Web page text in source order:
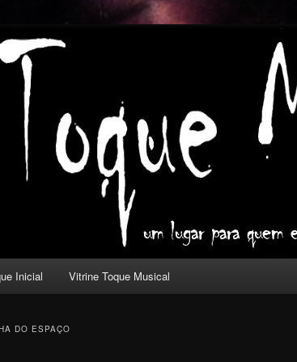
com outros olhos.
Inicial Vitrine Toque Musical
DO ESPAÇO